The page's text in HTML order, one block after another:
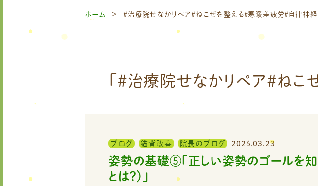
ホーム ＃治療院せなかリペア＃ねこぜを整える＃寒暖差疲労＃自律神経
「＃治療院せなかリペア＃ね
ブログ 猫背改善 院長のブログ 2026.03.23
姿勢の基礎⑤「正しい姿勢のゴールを知
とは？）」